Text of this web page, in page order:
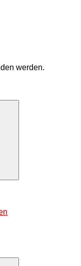
werden.